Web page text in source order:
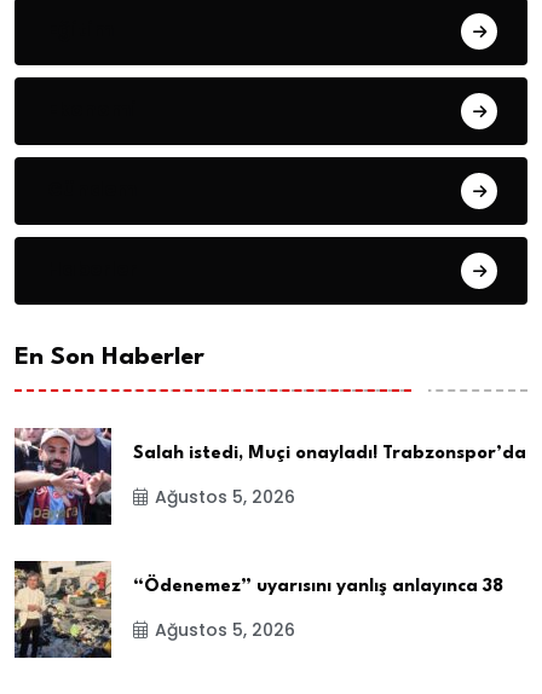
En Son Haberler
Salah istedi, Muçi onayladı! Trabzonspor’da
Ağustos 5, 2026
“Ödenemez” uyarısını yanlış anlayınca 38
Ağustos 5, 2026